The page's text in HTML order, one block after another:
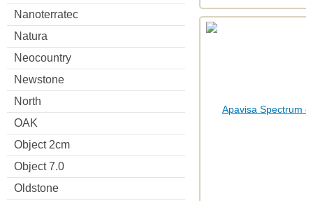
Nanoterratec
Natura
Neocountry
Newstone
North
OAK
Object 2cm
Object 7.0
Oldstone